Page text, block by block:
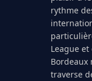
rythme
League
Bordeaux
traverse